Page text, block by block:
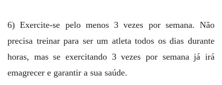
6) Exercite-se pelo menos 3 vezes por semana. Não
precisa treinar para ser um atleta todos os dias durante
horas, mas se exercitando 3 vezes por semana já irá
emagrecer e garantir a sua saúde.